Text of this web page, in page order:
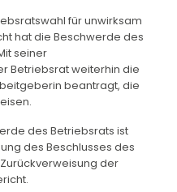
für unwirksam
hat die Beschwerde des
seiner
Betriebsrat weiterhin die
beantragt, die
des Betriebsrats ist
des Beschlusses des
der